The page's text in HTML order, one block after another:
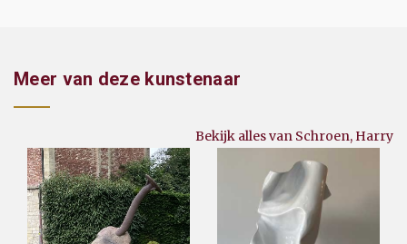
Meer van deze kunstenaar
Bekijk alles van Schroen, Harry